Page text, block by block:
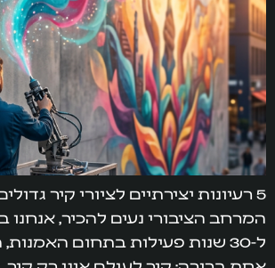
5 רעיונות יצירתיים לציורי קיר
המרחב הציבורי נעים להכיר, אנחנו
ל-30 שנות פעילות בתחום